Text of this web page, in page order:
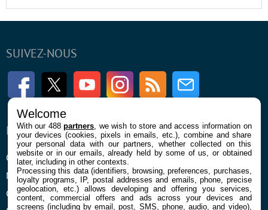
SUIVEZ-NOUS
FacebookTwitter Youtube InstagramRSS Newsletter
ENTREPRISE
Qui sommes nous
Mentions légales et CGU
Confidentialité et Cookies
À PROPOS
La rédaction
Contact
Welcome
With our 488partners , we wish to store and access information on
your devices (cookies, pixels in emails, etc.), combine and share
your personal data with our partners, whether collected on this
website or in our emails, already held by some of us, or obtained
later, including in other contexts.
Processing this data (identifiers, browsing, preferences, purchases,
loyalty programs, IP, postal addresses and emails, phone, precise
geolocation, etc.) allows developing and offering you services,
content, commercial offers and ads across your devices and
screens (including by email, post, SMS, phone, audio, and video),